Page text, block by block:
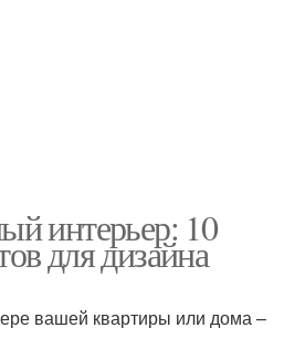
интерьер: 10
для дизайна
вашей квартиры или дома –